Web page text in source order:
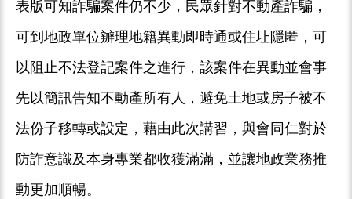
表版可知詐騙案件仍不少，民眾針對不動產詐騙，
可到地政單位辧理地籍異動即時通或住圵隱匿，可
以阻止不法登記案件之進行，該案件在異動並會事
先以簡訊告知不動產所有人，避免土地或房子被不
法份子移轉或設定，藉由此次講習，與會同仁對於
防詐意識及本身專業都收獲滿滿，並讓地政業務推
動更加順暢。